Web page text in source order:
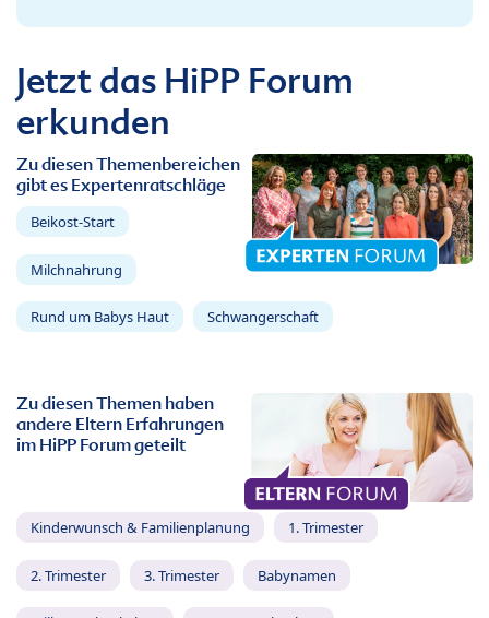
Jetzt das HiPP Forum
erkunden
Zu diesen Themenbereichen
gibt es Expertenratschläge
Beikost-Start
Milchnahrung
Rund um Babys Haut Schwangerschaft
Zu diesen Themen haben
andere Eltern Erfahrungen
im HiPP Forum geteilt
Kinderwunsch & Familienplanung 1. Trimester
2. Trimester 3. Trimester Babynamen